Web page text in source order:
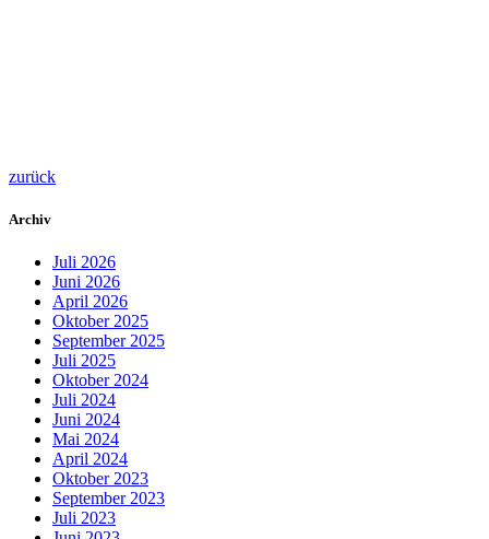
zurück
Archiv
Juli 2026
Juni 2026
April 2026
Oktober 2025
September 2025
Juli 2025
Oktober 2024
Juli 2024
Juni 2024
Mai 2024
April 2024
Oktober 2023
September 2023
Juli 2023